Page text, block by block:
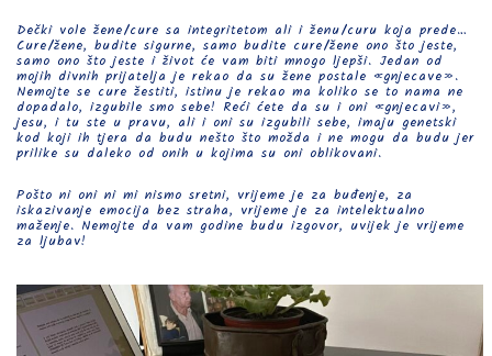
Dečki vole žene/cure sa integritetom ali i ženu/curu koja prede…
Cure/žene, budite sigurne, samo budite cure/žene ono što jeste,
samo ono što jeste i život će vam biti mnogo ljepši. Jedan od
mojih divnih prijatelja je rekao da su žene postale «gnjecave».
Nemojte se cure žestiti, istinu je rekao ma koliko se to nama ne
dopadalo, izgubile smo sebe! Reći ćete da su i oni «gnjecavi»,
jesu, i tu ste u pravu, ali i oni su izgubili sebe, imaju genetski
kod koji ih tjera da budu nešto što možda i ne mogu da budu jer
prilike su daleko od onih u kojima su oni oblikovani.
Pošto ni oni ni mi nismo sretni, vrijeme je za buđenje, za
iskazivanje emocija bez straha, vrijeme je za intelektualno
maženje. Nemojte da vam godine budu izgovor, uvijek je vrijeme
za ljubav!